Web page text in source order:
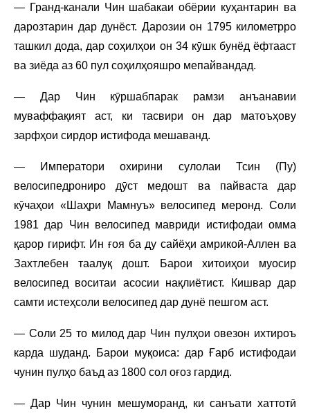
— Гранд-канали Чин шабакаи обёрии куҳантарин ва
дарозтарин дар дунёст. Дарозии он 1795 километрро
ташкил дода, дар соҳилҳои он 34 кӯшк бунёд ёфтааст
ва зиёда аз 60 пул соҳилҳояшро мепайвандад.
— Дар Чин кӯршабпарак рамзи анъанавии
муваффақият аст, ки тасвири он дар матоъҳову
зарфҳои сирдор истифода мешаванд.
— Императори охирини сулолаи Тсин (Пу)
велосипедрониро дӯст медошт ва пайваста дар
кӯчаҳои «Шаҳри Мамнуъ» велосипед меронд. Соли
1981 дар Чин велосипед мавриди истифодаи омма
қарор гирифт. Ин ғоя ба ду сайёҳи амрикоӣ-Аллен ва
Захтлебен таалуқ дошт. Барои хитоиҳои муосир
велосипед воситаи асосии нақлиётист. Кишвар дар
самти истеҳсоли велосипед дар дунё пешгом аст.
— Соли 25 то милод дар Чин пулҳои овезон ихтироъ
карда шуданд. Барои муқоиса: дар Ғарб истифодаи
чунин пулҳо баъд аз 1800 сол оғоз гардид.
— Дар Чин чунин мешуморанд, ки санъати хаттотӣ